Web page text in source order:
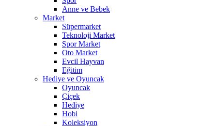
Anne ve Bebek
Market
Süpermarket
Teknoloji Market
Spor Market
Oto Market
Evcil Hayvan
Eğitim
Hediye ve Oyuncak
Oyuncak
Çiçek
Hediye
Hobi
Koleksiyon